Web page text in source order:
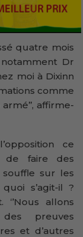
quatre mois
Dr
moi à Dixinn
comme
affirme-
ce
de faire des
sur les
quoi s’agit-il ?
allons
preuves
et d’autres